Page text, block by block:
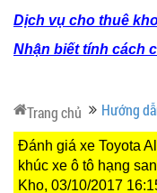
Dịch vụ cho thuê
Nhận biết tính cách
Trang chủ Hướng
Đánh giá xe Toyota
khúc xe ô tô hạng
Kho, 03/10/2017